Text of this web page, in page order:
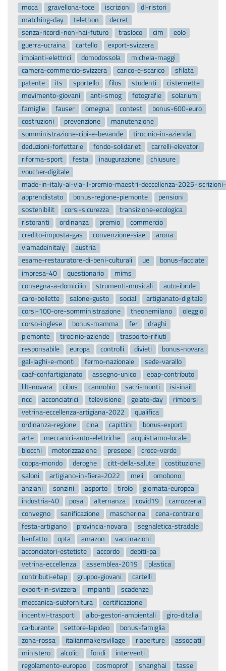
moca gravellona-toce iscrizioni
dl-ristori
matching-day
telethon
decret
senza-ricordi-non-hai-futuro
trasloco cim
eolo
guerra-ucraina
cartello
export-svizzera
impianti-elettrici
domodossola
michela-maggi
camera-commercio-svizzera
carico-e-scarico
sfilata
patente
its sportello filos studenti
cisternette
movimento-giovani
anti-smog fotografie
solarium
famiglie
fauser omegna contest
bonus-600-euro
costruzioni
prevenzione
manutenzione
somministrazione-cibi-e-bevande
tirocinio-in-azienda
deduzioni-forfettarie
fondo-solidariet
carrelli-elevatori
riforma-sport
festa inaugurazione
chiusure
voucher-digitale
made-in-italy-al-via-il-premio-maestri-deccellenza-2025-
apprendistato
bonus-regione-piemonte
pensioni
sostenibilit
corsi-sicurezza
transizione-ecologica
ristoranti
ordinanza premio
commercio
credito-imposta-gas
convenzione-siae
arona
viamadeinitaly
austria
esame-restauratore-di-beni-culturali
ue
bonus-facciate
impresa-40
questionario
mims
consegna-a-domicilio
strumenti-musicali
auto-ibride
caro-bollette
salone-gusto social
artigianato-digitale
corsi-100-ore-somministrazione
theonemilano
oleggio
corso-inglese
bonus-mamma fer
draghi
piemonte
tirocinio-aziende
trasporto-rifiuti
responsabile
europa controlli divieti
bonus-novara
gal-laghi-e-monti
fermo-nazionale
sede-varallo
caaf-confartigianato
assegno-unico
ebap-contributo
lilt-novara
cibus cannobio sacri-monti
isi-inail
ncc
acconciatrici televisione gelato-day
rimborsi
vetrina-eccellenza-artigiana-2022
qualifica
ordinanza-regione
cina capittini
bonus-export
arte
meccanici-auto-elettriche
acquistiamo-locale
blocchi
motorizzazione presepe
croce-verde
coppa-mondo
deroghe citt-della-salute
costituzione
saloni
artigiano-in-fiera-2022 meli
omobono
anziani
sonzini asporto tirolo
giornata-europea
industria-40
posa alternanza covid19
carrozzeria
convegno
sanificazione mascherina
cena-contrario
festa-artigiano
provincia-novara
segnaletica-stradale
benfatto
opta amazon
vaccinazioni
acconciatori-estetiste
accordo
debiti-pa
vetrina-eccellenza
assemblea-2019
plastica
contributi-ebap
gruppo-giovani
cartelli
export-in-svizzera
impianti
scadenze
meccanica-subfornitura
certificazione
incentivi-trasporti
albo-gestori-ambientali
giro-ditalia
carburante
settore-lapideo
bonus-famiglia
zona-rossa
italianmakersvillage riaperture
associati
ministero
alcolici fondi
interventi
regolamento-europeo
cosmoprof shanghai
tasse